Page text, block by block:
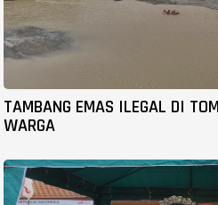
TAMBANG EMAS ILEGAL DI
WARGA